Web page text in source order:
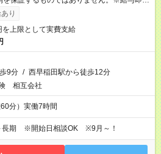
（利用条件有）
り
を上限として実費支給
9分 / 西早稲田駅から徒歩12分
相互会社
分）実働7時間
長期 ※開始日相談OK ※9月～！